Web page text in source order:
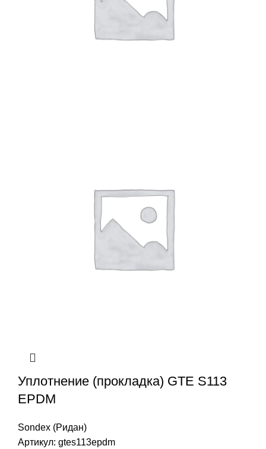
Уплотнение (прокладка) GTE S113
EPDM
Sondex (Ридан)
Артикул: gtes113epdm